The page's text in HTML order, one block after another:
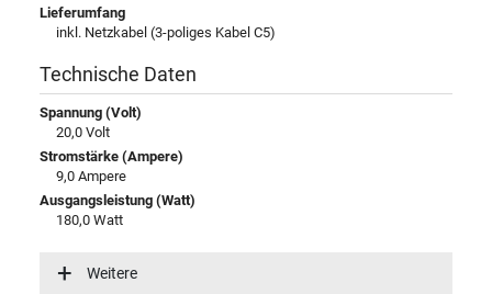
Lieferumfang
inkl. Netzkabel (3-poliges Kabel C5)
Technische Daten
Spannung (Volt)
20,0 Volt
Stromstärke (Ampere)
9,0 Ampere
Ausgangsleistung (Watt)
180,0 Watt
100-240V / 50-60Hz
Weitere